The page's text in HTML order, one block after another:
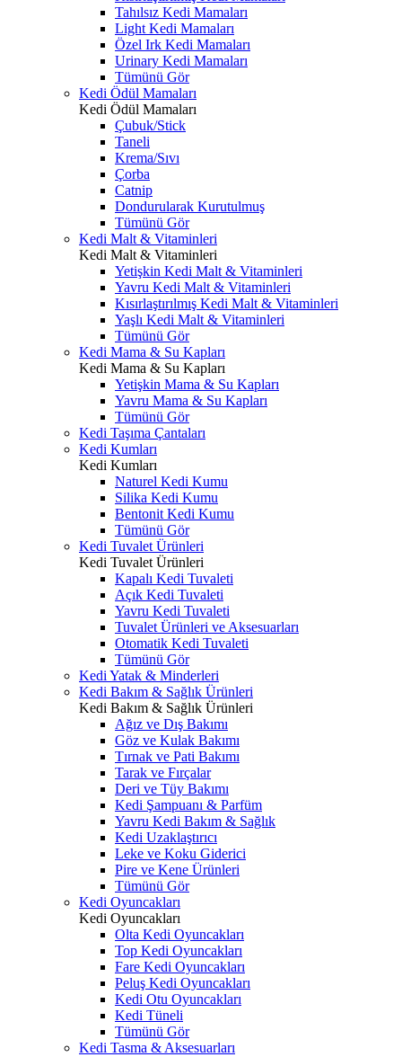
Tahılsız Kedi Mamaları
Light Kedi Mamaları
Özel Irk Kedi Mamaları
Urinary Kedi Mamaları
Tümünü Gör
Kedi Ödül Mamaları
Kedi Ödül Mamaları
Çubuk/Stick
Taneli
Krema/Sıvı
Çorba
Catnip
Dondurularak Kurutulmuş
Tümünü Gör
Kedi Malt & Vitaminleri
Kedi Malt & Vitaminleri
Yetişkin Kedi Malt & Vitaminleri
Yavru Kedi Malt & Vitaminleri
Kısırlaştırılmış Kedi Malt & Vitaminleri
Yaşlı Kedi Malt & Vitaminleri
Tümünü Gör
Kedi Mama & Su Kapları
Kedi Mama & Su Kapları
Yetişkin Mama & Su Kapları
Yavru Mama & Su Kapları
Tümünü Gör
Kedi Taşıma Çantaları
Kedi Kumları
Kedi Kumları
Naturel Kedi Kumu
Silika Kedi Kumu
Bentonit Kedi Kumu
Tümünü Gör
Kedi Tuvalet Ürünleri
Kedi Tuvalet Ürünleri
Kapalı Kedi Tuvaleti
Açık Kedi Tuvaleti
Yavru Kedi Tuvaleti
Tuvalet Ürünleri ve Aksesuarları
Otomatik Kedi Tuvaleti
Tümünü Gör
Kedi Yatak & Minderleri
Kedi Bakım & Sağlık Ürünleri
Kedi Bakım & Sağlık Ürünleri
Ağız ve Dış Bakımı
Göz ve Kulak Bakımı
Tırnak ve Pati Bakımı
Tarak ve Fırçalar
Deri ve Tüy Bakımı
Kedi Şampuanı & Parfüm
Yavru Kedi Bakım & Sağlık
Kedi Uzaklaştırıcı
Leke ve Koku Giderici
Pire ve Kene Ürünleri
Tümünü Gör
Kedi Oyuncakları
Kedi Oyuncakları
Olta Kedi Oyuncakları
Top Kedi Oyuncakları
Fare Kedi Oyuncakları
Peluş Kedi Oyuncakları
Kedi Otu Oyuncakları
Kedi Tüneli
Tümünü Gör
Kedi Tasma & Aksesuarları